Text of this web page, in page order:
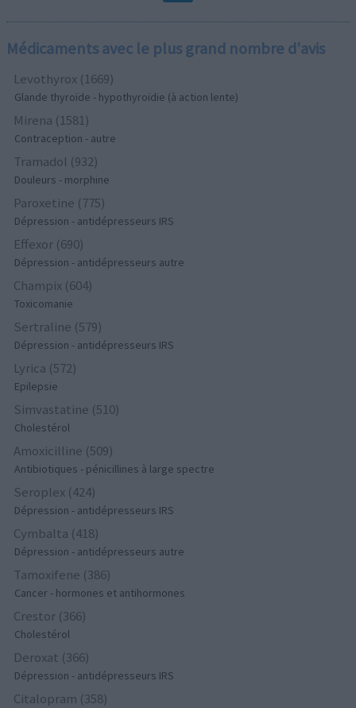
Médicaments avec le plus grand nombre d'avis
Levothyrox (1669)
Glande thyroïde - hypothyroïdie (à action lente)
Mirena (1581)
Contraception - autre
Tramadol (932)
Douleurs - morphine
Paroxetine (775)
Dépression - antidépresseurs IRS
Effexor (690)
Dépression - antidépresseurs autre
Champix (604)
Toxicomanie
Sertraline (579)
Dépression - antidépresseurs IRS
Lyrica (572)
Epilepsie
Simvastatine (510)
Cholestérol
Amoxicilline (509)
Antibiotiques - pénicillines à large spectre
Seroplex (424)
Dépression - antidépresseurs IRS
Cymbalta (418)
Dépression - antidépresseurs autre
Tamoxifene (386)
Cancer - hormones et antihormones
Crestor (366)
Cholestérol
Deroxat (366)
Dépression - antidépresseurs IRS
Citalopram (358)